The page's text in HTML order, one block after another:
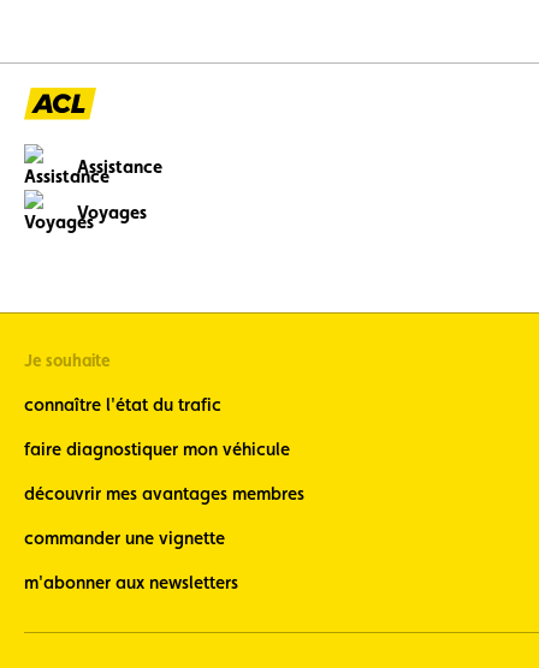
Assistance
Voyages
Je souhaite
connaître l'état du trafic
faire diagnostiquer mon véhicule
découvrir mes avantages membres
commander une vignette
m'abonner aux newsletters